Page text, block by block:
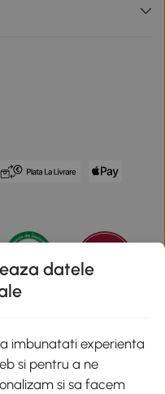
Play
datele
imbunatati experienta
si pentru a ne
si sa facem